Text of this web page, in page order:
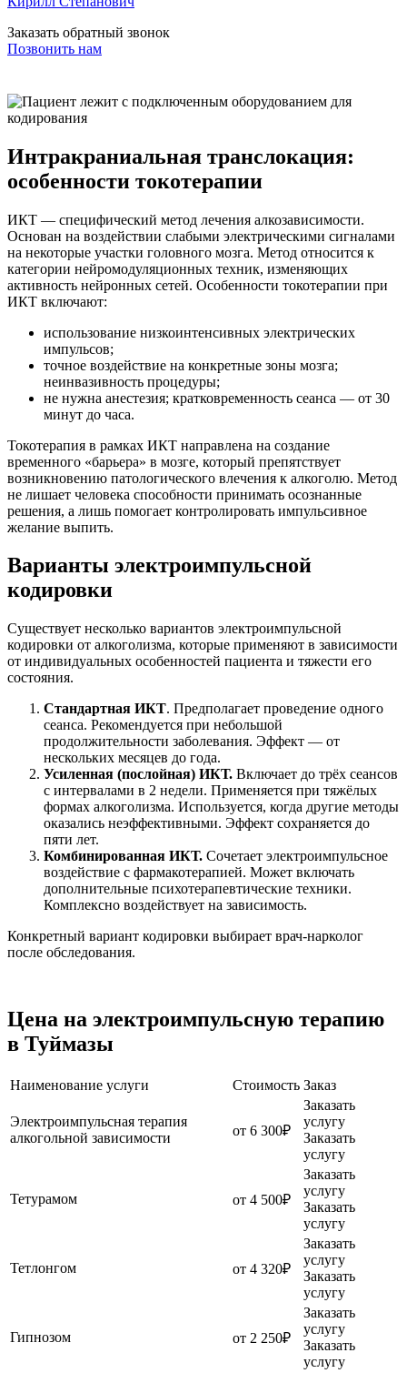
Заказать обратный звонок
Позвонить нам
Интракраниальная транслокация:
особенности токотерапии
ИКТ — специфический метод лечения алкозависимости.
Основан на воздействии слабыми электрическими сигналами
на некоторые участки головного мозга. Метод относится к
категории нейромодуляционных техник, изменяющих
активность нейронных сетей. Особенности токотерапии при
ИКТ включают:
использование низкоинтенсивных электрических
импульсов;
точное воздействие на конкретные зоны мозга;
неинвазивность процедуры;
не нужна анестезия; кратковременность сеанса — от 30
минут до часа.
Токотерапия в рамках ИКТ направлена на создание
временного «барьера» в мозге, который препятствует
возникновению патологического влечения к алкоголю. Метод
не лишает человека способности принимать осознанные
решения, а лишь помогает контролировать импульсивное
желание выпить.
Варианты электроимпульсной
кодировки
Существует несколько вариантов электроимпульсной
кодировки от алкоголизма, которые применяют в зависимости
от индивидуальных особенностей пациента и тяжести его
состояния.
Стандартная ИКТ. Предполагает проведение одного
сеанса. Рекомендуется при небольшой
продолжительности заболевания. Эффект — от
нескольких месяцев до года.
Усиленная (послойная) ИКТ. Включает до трёх сеансов
с интервалами в 2 недели. Применяется при тяжёлых
формах алкоголизма. Используется, когда другие методы
оказались неэффективными. Эффект сохраняется до
пяти лет.
Комбинированная ИКТ. Сочетает электроимпульсное
воздействие с фармакотерапией. Может включать
дополнительные психотерапевтические техники.
Комплексно воздействует на зависимость.
Конкретный вариант кодировки выбирает врач-нарколог
после обследования.
Цена на электроимпульсную терапию
в Туймазы
Наименование услуги Стоимость Заказ
Электроимпульсная терапия
алкогольной зависимости
от 6 300₽
Заказать
услугу
Заказать
услугу
Тетурамом от 4 500₽
Заказать
услугу
Заказать
услугу
Тетлонгом от 4 320₽
Заказать
услугу
Заказать
услугу
Гипнозом от 2 250₽
Заказать
услугу
Заказать
услугу